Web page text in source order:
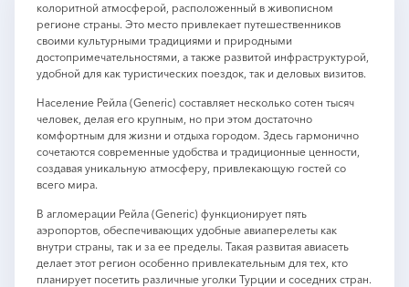
колоритной атмосферой, расположенный в живописном
регионе страны. Это место привлекает путешественников
своими культурными традициями и природными
достопримечательностями, а также развитой инфраструктурой,
удобной для как туристических поездок, так и деловых визитов.
Население Рейла (Generic) составляет несколько сотен тысяч
человек, делая его крупным, но при этом достаточно
комфортным для жизни и отдыха городом. Здесь гармонично
сочетаются современные удобства и традиционные ценности,
создавая уникальную атмосферу, привлекающую гостей со
всего мира.
В агломерации Рейла (Generic) функционирует пять
аэропортов, обеспечивающих удобные авиаперелеты как
внутри страны, так и за ее пределы. Такая развитая авиасеть
делает этот регион особенно привлекательным для тех, кто
планирует посетить различные уголки Турции и соседних стран.